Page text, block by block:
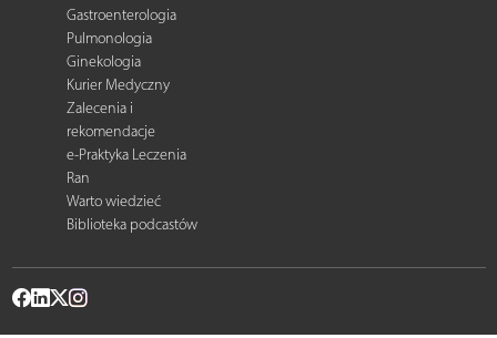
Gastroenterologia
Pulmonologia
Ginekologia
Kurier Medyczny
Zalecenia i
rekomendacje
e-Praktyka Leczenia
Ran
Warto wiedzieć
Biblioteka podcastów